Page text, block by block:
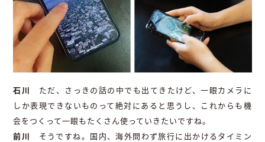
石川
ただ、さっきの話の中でも出てきたけど、一眼カメラに
しか表現できないものって絶対にあると思うし、これからも機
会をつくって一眼もたくさん使っていきたいですね。
前川
そうですね。国内、海外問わず旅行に出かけるタイミン